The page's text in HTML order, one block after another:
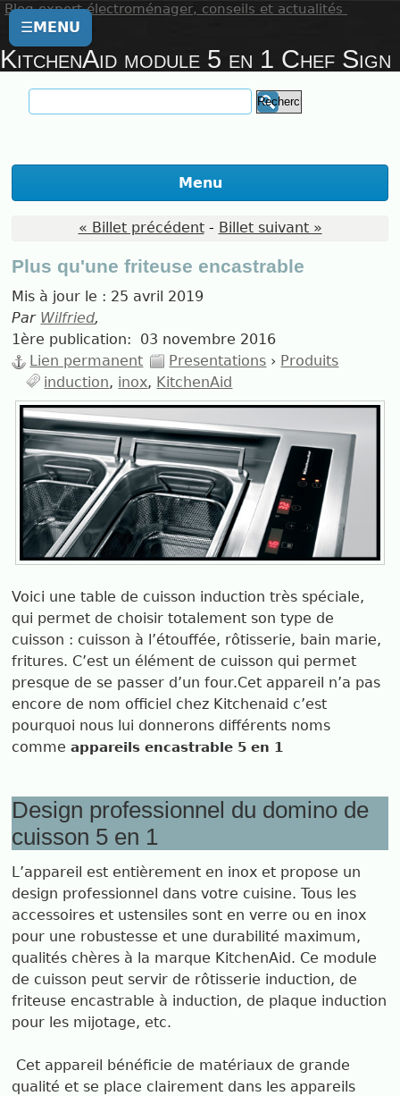
Blog expert électroménager, conseils et actualités
KitchenAid module 5 en 1 Chef Sign
☰MENU
Menu
« Billet précédent - Billet suivant »
Plus qu'une friteuse encastrable
Mis à jour le : 25 avril 2019
Par Wilfried,
1ère publication: 03 novembre 2016
Lien permanent
Presentations › Produits
induction
inox KitchenAid
Voici une table de cuisson induction très spéciale,
qui permet de choisir totalement son type de
cuisson : cuisson à l’étouffée, rôtisserie, bain marie,
fritures. C’est un élément de cuisson qui permet
presque de se passer d’un four.Cet appareil n’a pas
encore de nom officiel chez Kitchenaid c’est
pourquoi nous lui donnerons différents noms
commeappareils encastrable 5 en 1
Design professionnel du domino de
cuisson 5 en 1
L’appareil est entièrement en inox et propose un
design professionnel dans votre cuisine. Tous les
accessoires et ustensiles sont en verre ou en inox
pour une robustesse et une durabilité maximum,
qualités chères à la marque KitchenAid. Ce module
de cuisson peut servir de rôtisserie induction, de
friteuse encastrable à induction, de plaque induction
pour les mijotage, etc.
Cet appareil bénéficie de matériaux de grande
qualité et se place clairement dans les appareils